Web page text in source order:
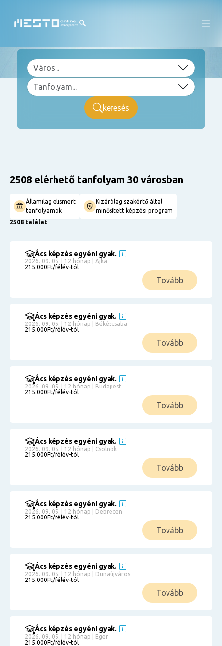
keresés
2508 elérhető tanfolyam 30 városban
Államilag elismert
tanfolyamok
Kizárólag szakértő által
minősített képzési program
2508 találat
Ács képzés egyéni gyak.
2026. 09. 05. | 12 hónap | Ajka
215.000Ft/félév-tól
Tovább
Ács képzés egyéni gyak.
2026. 09. 05. | 12 hónap | Békéscsaba
215.000Ft/félév-tól
Tovább
Ács képzés egyéni gyak.
2026. 09. 05. | 12 hónap | Budapest
215.000Ft/félév-tól
Tovább
Ács képzés egyéni gyak.
2026. 09. 05. | 12 hónap | Csolnok
215.000Ft/félév-tól
Tovább
Ács képzés egyéni gyak.
2026. 09. 05. | 12 hónap | Debrecen
215.000Ft/félév-tól
Tovább
Ács képzés egyéni gyak.
2026. 09. 05. | 12 hónap | Dunaújváros
215.000Ft/félév-tól
Tovább
Ács képzés egyéni gyak.
2026. 09. 05. | 12 hónap | Eger
215.000Ft/félév-tól